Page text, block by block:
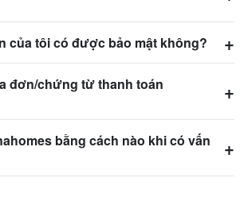
của tôi có được bảo mật không?
đơn/chứng từ thanh toán
bằng cách nào khi có vấn